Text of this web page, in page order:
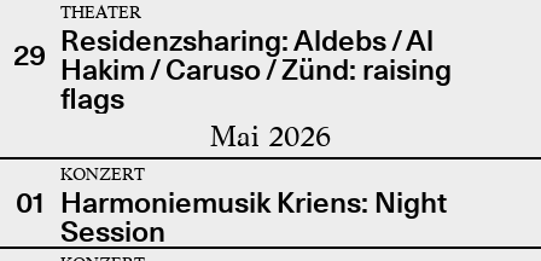
29
THEATER
Residenzsharing: Aldebs / Al
Hakim / Caruso / Zünd: raising
flags
Mai 2026
01
KONZERT
Harmoniemusik Kriens: Night
Session